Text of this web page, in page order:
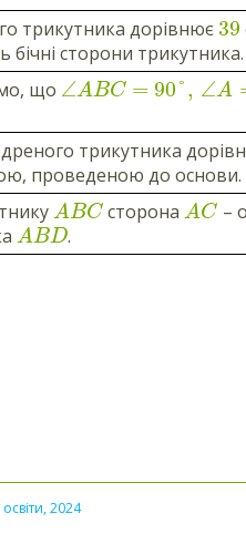
трикутника дорівнює39
бічні сторони трикутника.
що ∠ABC = 90°, ∠A
трикутника
проведеною до основи.
A BC сторонаAC –
A BD.
2024